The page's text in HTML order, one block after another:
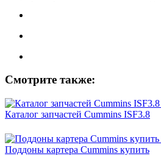
Смотрите также:
Каталог запчастей Cummins ISF3.8
Поддоны картера Cummins купить